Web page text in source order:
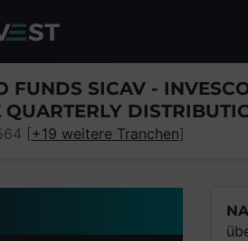
FUNDS SICAV -
QUARTERLY
[+19 weitere Tranchen]